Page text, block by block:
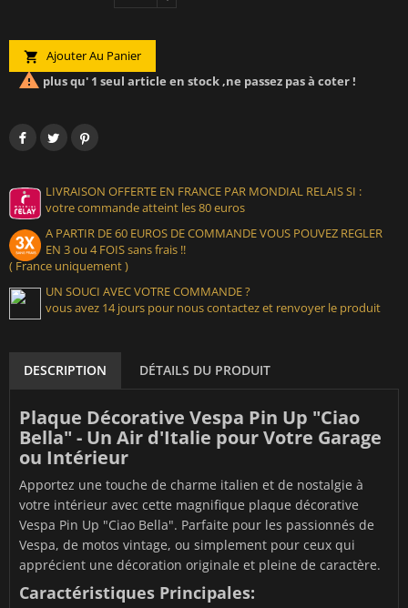
 Ajouter Au Panier
 plus qu' 1 seul article en stock ,ne passez pas à coter !
LIVRAISON OFFERTE EN FRANCE PAR MONDIAL RELAIS SI :
votre commande atteint les 80 euros
A PARTIR DE 60 EUROS DE COMMANDE VOUS POUVEZ REGLER
EN 3 ou 4 FOIS sans frais !!
( France uniquement )
UN SOUCI AVEC VOTRE COMMANDE ?
vous avez 14 jours pour nous contactez et renvoyer le produit
DESCRIPTION DÉTAILS DU PRODUIT
Plaque Décorative Vespa Pin Up "Ciao
Bella" - Un Air d'Italie pour Votre Garage
ou Intérieur
Apportez une touche de charme italien et de nostalgie à
votre intérieur avec cette magnifique plaque décorative
Vespa Pin Up "Ciao Bella". Parfaite pour les passionnés de
Vespa, de motos vintage, ou simplement pour ceux qui
apprécient une décoration originale et pleine de caractère.
Caractéristiques Principales: